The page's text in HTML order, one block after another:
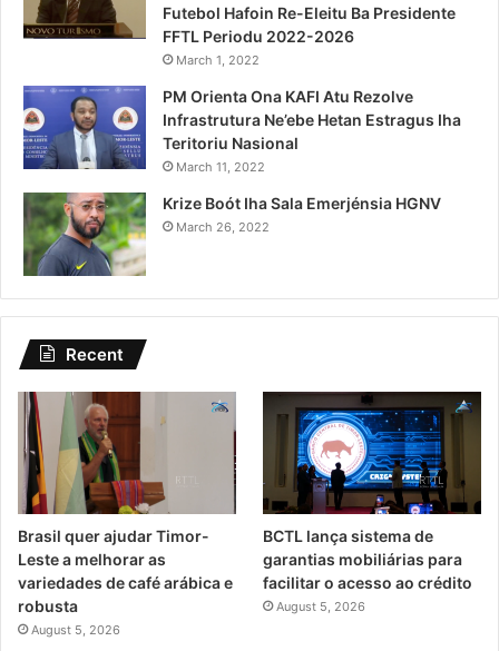
Futebol Hafoin Re-Eleitu Ba Presidente
FFTL Periodu 2022-2026
March 1, 2022
PM Orienta Ona KAFI Atu Rezolve
Infrastrutura Ne’ebe Hetan Estragus Iha
Teritoriu Nasional
March 11, 2022
Krize Boót Iha Sala Emerjénsia HGNV
March 26, 2022
Recent
Brasil quer ajudar Timor-
Leste a melhorar as
variedades de café arábica e
robusta
August 5, 2026
BCTL lança sistema de
garantias mobiliárias para
facilitar o acesso ao crédito
August 5, 2026